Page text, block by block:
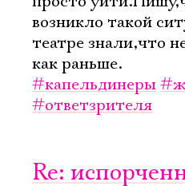
возникло такой
театре знали,что
как раньше.
#капельдинеры
#ответзрителя
Re: